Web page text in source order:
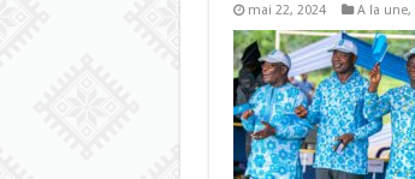
mai 22, 2024 A la une,